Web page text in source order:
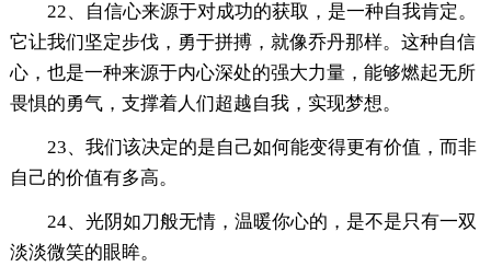
22、自信心来源于对成功的获取，是一种自我肯定。
它让我们坚定步伐，勇于拼搏，就像乔丹那样。这种自信
心，也是一种来源于内心深处的强大力量，能够燃起无所
畏惧的勇气，支撑着人们超越自我，实现梦想。
23、我们该决定的是自己如何能变得更有价值，而非
自己的价值有多高。
24、光阴如刀般无情，温暖你心的，是不是只有一双
淡淡微笑的眼眸。